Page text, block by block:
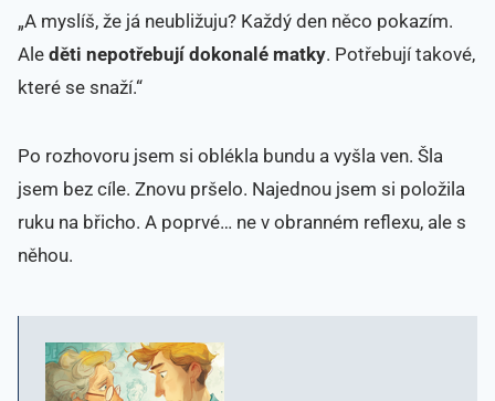
„A myslíš, že já neubližuju? Každý den něco pokazím.
Ale děti nepotřebují dokonalé matky. Potřebují takové,
které se snaží.“
Po rozhovoru jsem si oblékla bundu a vyšla ven. Šla
jsem bez cíle. Znovu pršelo. Najednou jsem si položila
ruku na břicho. A poprvé… ne v obranném reflexu, ale s
něhou.